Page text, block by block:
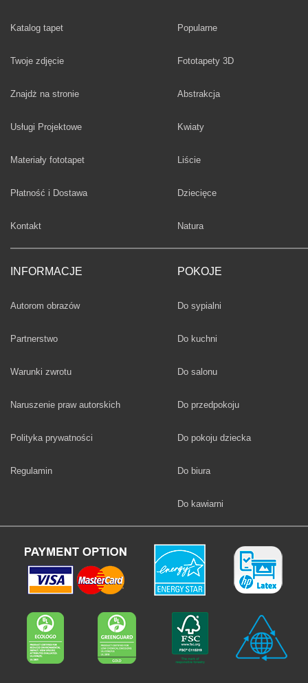
Katalog tapet
Twoje zdjęcie
Znajdż na stronie
Usługi Projektowe
Materiały fototapet
Płatność i Dostawa
Kontakt
INFORMACJE
Autorom obrazów
Partnerstwo
Warunki zwrotu
Naruszenie praw autorskich
Polityka prywatności
Regulamin
Fototapety
Popularne
Fototapety 3D
Fototapety
Abstrakcja
Fototapety
Kwiaty
Fototapety
Liście
Fototapety
Dziecięce
Fototapety
Natura
POKOJE
Fototapety
Do sypialni
Fototapety
Do kuchni
Fototapety
Do salonu
Fototapety
Do przedpokoju
Fototapety
Do pokoju dziecka
Fototapety
Do biura
Fototapety
Do kawiarni